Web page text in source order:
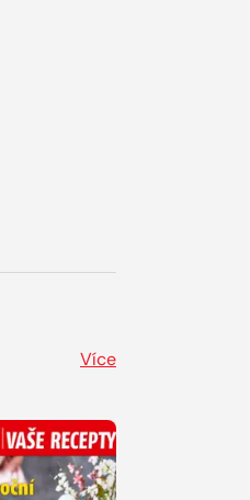
Více